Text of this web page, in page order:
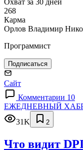
Охват за 30 дней
268
Карма
Орлов Владимир
Программист
Подписаться
Сайт
Комментарии 10
ЕЖЕДНЕВНЫЙ ХАБР
31K
2
Что видит